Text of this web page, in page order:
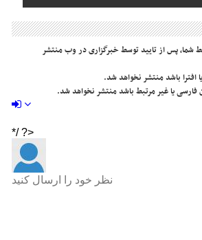
شما، پس از تایید توسط خبرگزاری در وب منتشر
باشد منتشر نخواهد شد.
فارسی یا غیر مرتبط باشد منتشر نخواهد شد.